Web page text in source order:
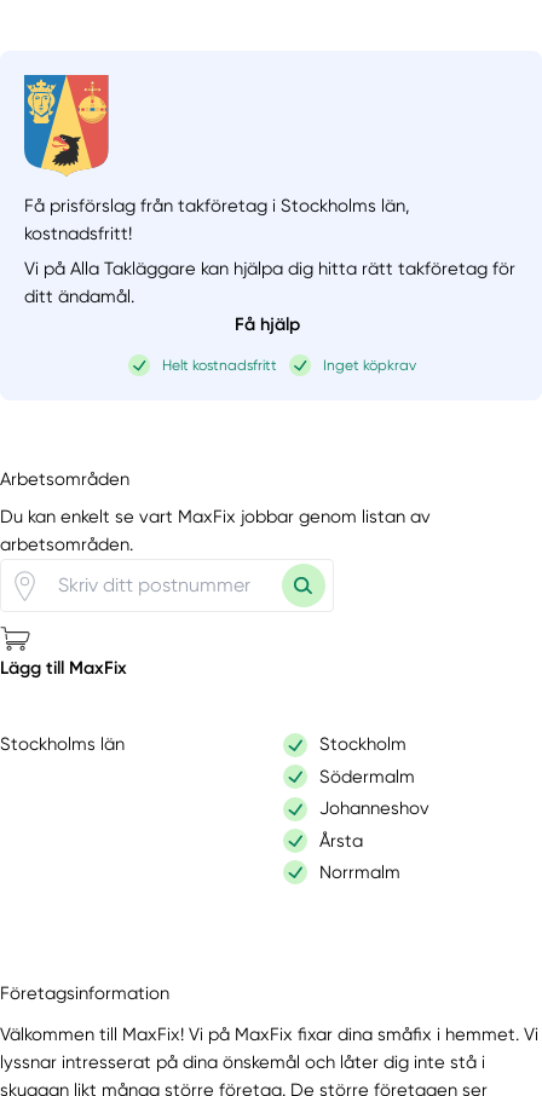
Få prisförslag från takföretag i Stockholms län,
kostnadsfritt!
Vi på Alla Takläggare kan hjälpa dig hitta rätt takföretag för
ditt ändamål.
Få hjälp
Helt kostnadsfritt Inget köpkrav
Arbetsområden
Du kan enkelt se vart MaxFix jobbar genom listan av
arbetsområden.
Lägg till MaxFix
Stockholms län
Stockholm
Södermalm
Johanneshov
Årsta
Norrmalm
Företagsinformation
Välkommen till MaxFix! Vi på MaxFix fixar dina småfix i hemmet. Vi
lyssnar intresserat på dina önskemål och låter dig inte stå i
skuggan likt många större företag. De större företagen ser